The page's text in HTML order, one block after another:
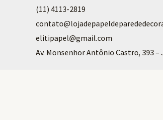
(11) 4113-2819
elitipapel@gmail.com​
Av. Monsenhor Antônio Castro, 393 –